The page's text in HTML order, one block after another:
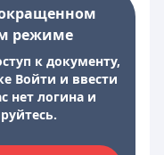
режиме
к документу,
Войти и ввести
нет логина и